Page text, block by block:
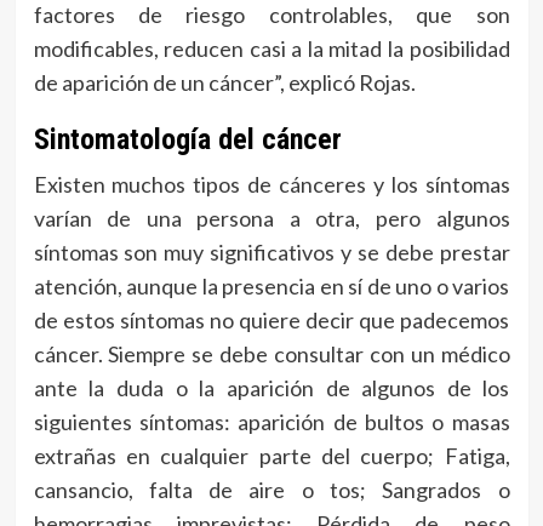
factores de riesgo controlables, que son
modificables, reducen casi a la mitad la posibilidad
de aparición de un cáncer”, explicó Rojas.
Sintomatología del cáncer
Existen muchos tipos de cánceres y los síntomas
varían de una persona a otra, pero algunos
síntomas son muy significativos y se debe prestar
atención, aunque la presencia en sí de uno o varios
de estos síntomas no quiere decir que padecemos
cáncer. Siempre se debe consultar con un médico
ante la duda o la aparición de algunos de los
siguientes síntomas: aparición de bultos o masas
extrañas en cualquier parte del cuerpo; Fatiga,
cansancio, falta de aire o tos; Sangrados o